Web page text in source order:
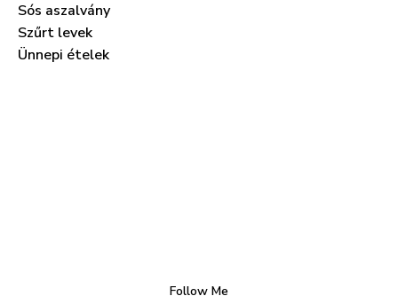
Sós aszalvány
Szűrt levek
Ünnepi ételek
Follow Me